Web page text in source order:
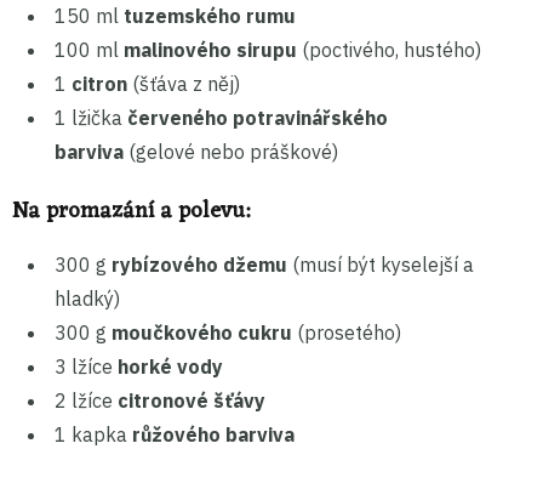
150 ml tuzemského rumu
100 ml malinového sirupu (poctivého, hustého)
1 citron (šťáva z něj)
1 lžička červeného potravinářského
barviva (gelové nebo práškové)
Na promazání a polevu:
300 g rybízového džemu (musí být kyselejší a
hladký)
300 g moučkového cukru (prosetého)
3 lžíce horké vody
2 lžíce citronové šťávy
1 kapka růžového barviva